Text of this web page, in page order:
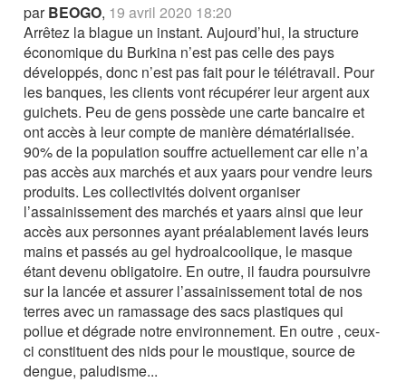
parBEOGO, 19 avril 2020 18:20
Arrêtez la blague un instant. Aujourd’hui, la structure
économique du Burkina n’est pas celle des pays
développés, donc n’est pas fait pour le télétravail. Pour
les banques, les clients vont récupérer leur argent aux
guichets. Peu de gens possède une carte bancaire et
ont accès à leur compte de manière dématérialisée.
90% de la population souffre actuellement car elle n’a
pas accès aux marchés et aux yaars pour vendre leurs
produits. Les collectivités doivent organiser
l’assainissement des marchés et yaars ainsi que leur
accès aux personnes ayant préalablement lavés leurs
mains et passés au gel hydroalcoolique, le masque
étant devenu obligatoire. En outre, il faudra poursuivre
sur la lancée et assurer l’assainissement total de nos
terres avec un ramassage des sacs plastiques qui
pollue et dégrade notre environnement. En outre , ceux-
ci constituent des nids pour le moustique, source de
dengue, paludisme...